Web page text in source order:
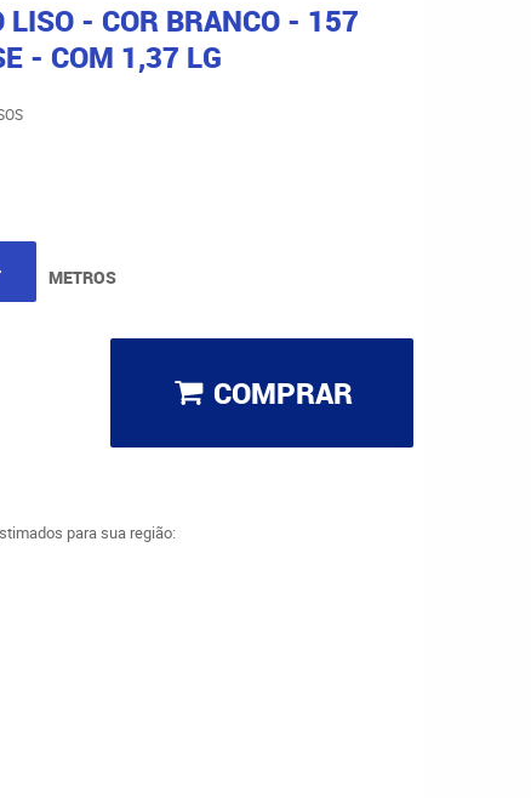
LISO - COR BRANCO - 157
- COM 1,37 LG
METROS
COMPRAR
para sua região: